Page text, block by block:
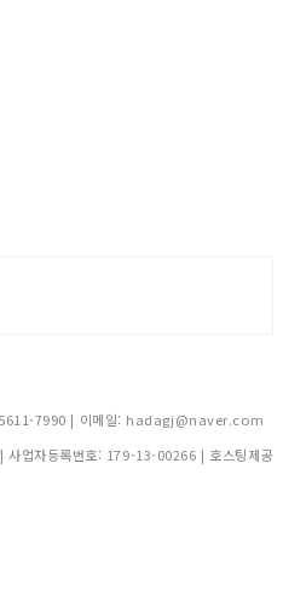
5611-7990 | 이메일: hadagj@naver.com
업자등록번호: 179-13-00266 | 호스팅제공